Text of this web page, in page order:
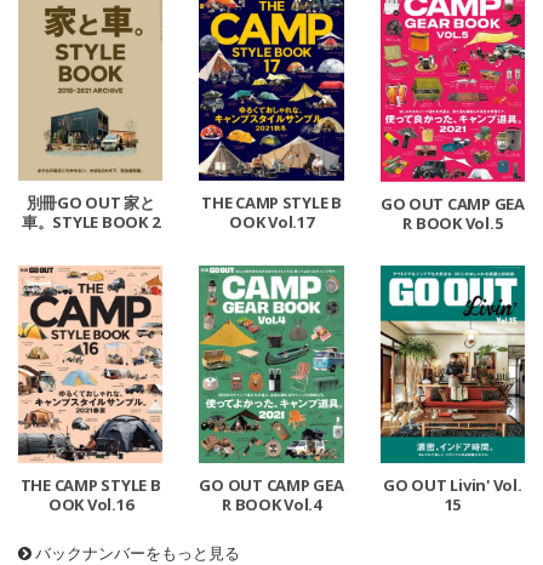
別冊GO OUT 家と
車。STYLE BOOK 2
THE CAMP STYLE B
OOK Vol.17
GO OUT CAMP GEA
R BOOK Vol.5
THE CAMP STYLE B
OOK Vol.16
GO OUT CAMP GEA
R BOOK Vol.4
GO OUT Livin' Vol.
15
バックナンバーをもっと見る